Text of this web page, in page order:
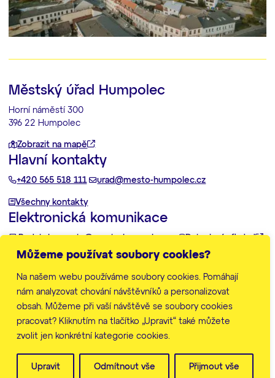
Můžeme používat soubory cookies?
Na našem webu používáme soubory cookies. Pomáhají
nám analyzovat chování návštěvníků a personalizovat
obsah. Můžeme při vaší návštěvě se soubory cookies
pracovat? Kliknutím na tlačítko „Upravit“ také můžete
zvolit jen konkrétní kategorie cookies.
Upravit Odmítnout vše Přijmout vše
Městský úřad Humpolec
Horní náměstí 300
396 22 Humpolec
Zobrazit na mapě
Hlavní kontakty
+420 565 518 111 urad@mesto-humpolec.cz
Všechny kontakty
Elektronická komunikace
Další informace
Zpracování osobních údajů
Prohlášení o přístupnosti
Nastavení cookies
Web vytvořila
značkárna